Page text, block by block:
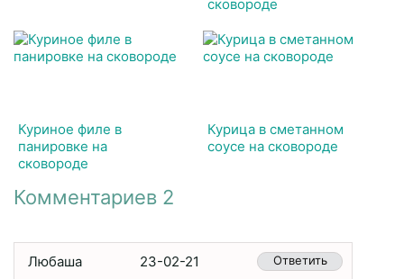
сковороде
Куриное филе в
панировке на
сковороде
Курица в сметанном
соусе на сковороде
Комментариев 2
Любаша 23-02-21 Ответить